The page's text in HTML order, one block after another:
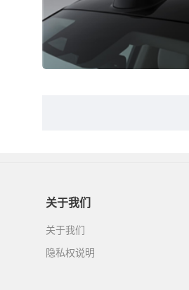
关于我们
关于我们
隐私权说明